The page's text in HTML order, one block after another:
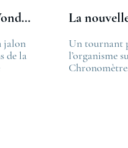
Les nouveautés Rolex Watches & Wonders 2026
jalon
de la
Les nouveautés
first appeared on
La
Un tournant
l’organisme